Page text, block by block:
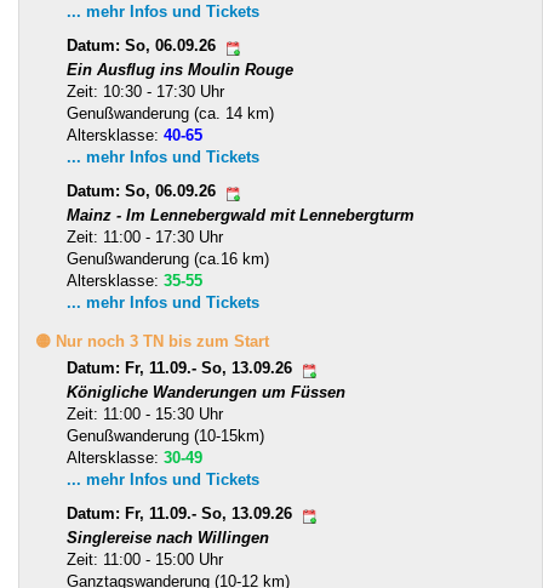
... mehr Infos und Tickets
Datum: So, 06.09.26
Ein Ausflug ins Moulin Rouge
Zeit: 10:30 - 17:30 Uhr
Genußwanderung (ca. 14 km)
Altersklasse: 40-65
... mehr Infos und Tickets
Datum: So, 06.09.26
Mainz - Im Lennebergwald mit Lennebergturm
Zeit: 11:00 - 17:30 Uhr
Genußwanderung (ca.16 km)
Altersklasse: 35-55
... mehr Infos und Tickets
🟡 Nur noch 3 TN bis zum Start
Datum: Fr, 11.09.- So, 13.09.26
Königliche Wanderungen um Füssen
Zeit: 11:00 - 15:30 Uhr
Genußwanderung (10-15km)
Altersklasse: 30-49
... mehr Infos und Tickets
Datum: Fr, 11.09.- So, 13.09.26
Singlereise nach Willingen
Zeit: 11:00 - 15:00 Uhr
Ganztagswanderung (10-12 km)